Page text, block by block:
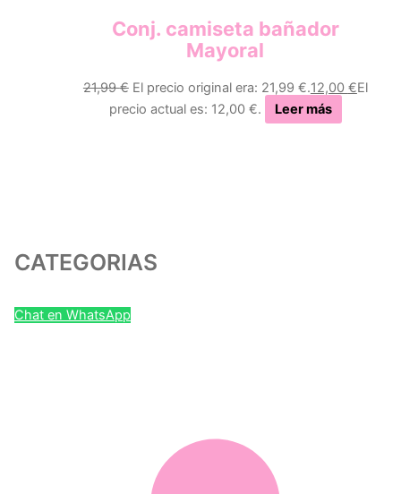
CATEGORIAS
Chat en WhatsApp
Conj. camiseta bañador
Mayoral
21,99€ El precio original era: 21,99 €.12,00 €El
precio actual es: 12,00 €.
Leer más